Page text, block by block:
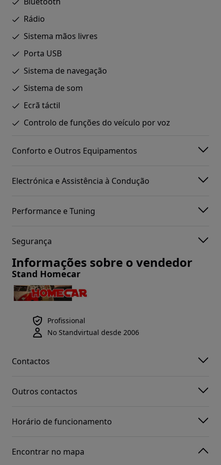
Rádio
Sistema mãos livres
Porta USB
Sistema de navegação
Sistema de som
Ecrã táctil
Controlo de funções do veículo por voz
Conforto e Outros Equipamentos
Electrónica e Assistência à Condução
Performance e Tuning
Segurança
Informações sobre o vendedor
Stand Homecar
Profissional
No Standvirtual desde 2006
Contactos
Outros contactos
Horário de funcionamento
Encontrar no mapa